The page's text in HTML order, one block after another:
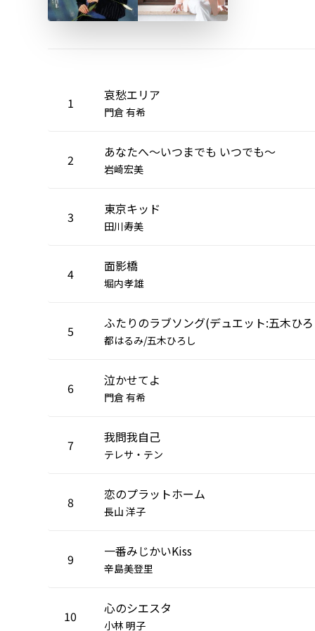
1 哀愁エリア
門倉 有希
2 あなたへ～いつまでも いつでも～
岩崎宏美
3 東京キッド
田川寿美
4 面影橋
堀内孝雄
5 ふたりのラブソング(デュエット:五木ひ
都はるみ/五木ひろし
6 泣かせてよ
門倉 有希
7 我問我自己
テレサ・テン
8 恋のプラットホーム
長山 洋子
9 一番みじかいKiss
辛島美登里
10 心のシエスタ
小林 明子